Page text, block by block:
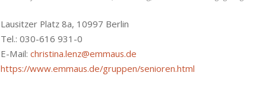
Lausitzer Platz 8a, 10997 Berlin
Tel.: 030-616 931-0
E-Mail: christina.lenz@emmaus.de
https://www.emmaus.de/gruppen/senioren.html